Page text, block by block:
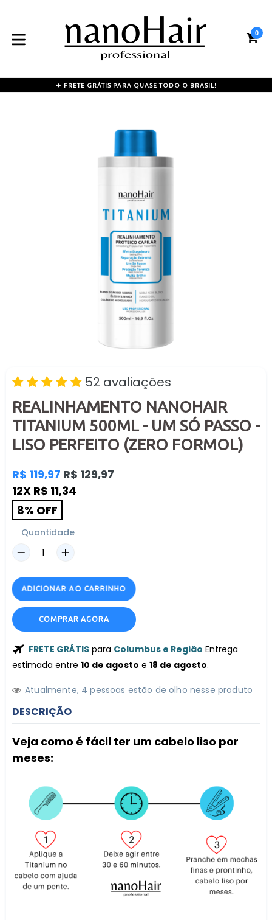
conteúdo
0
✈️ FRETE GRÁTIS PARA QUASE TODO O BRASIL!
52 avaliações
REALINHAMENTO NANOHAIR
TITANIUM 500ML - UM SÓ PASSO -
LISO PERFEITO (ZERO FORMOL)
Preço
normal
R$ 119,97 R$ 129,97
12X R$ 11,34
8% OFF
Quantidade
ADICIONAR AO CARRINHO
COMPRAR AGORA
FRETE GRÁTIS para Columbus e Região Entrega
estimada entre 10 de agosto e 18 de agosto.
Atualmente, 4 pessoas estão de olho nesse produto
DESCRIÇÃO
Veja como é fácil ter um cabelo liso por
meses: